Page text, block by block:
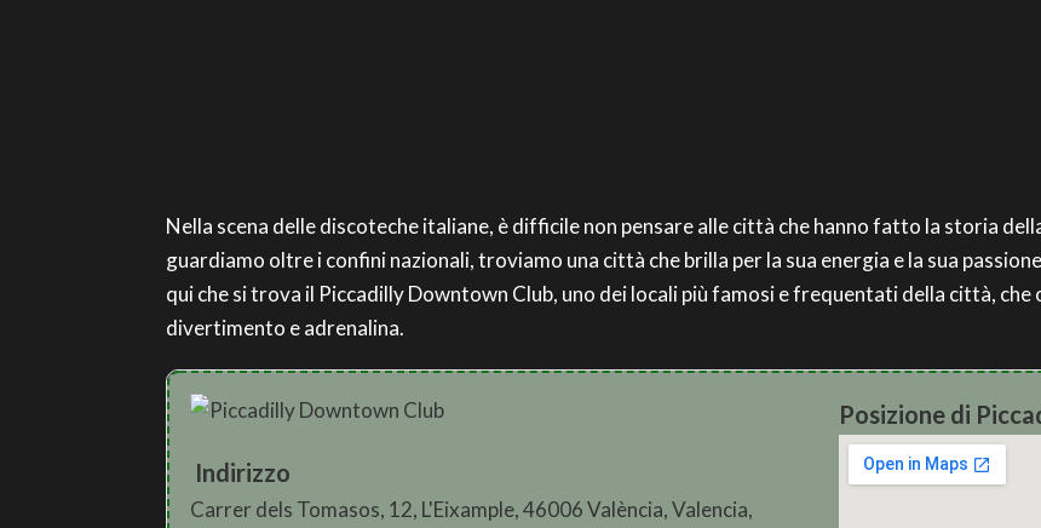
Nella scena delle discoteche italiane, è difficile non pensare alle città che hanno fatto la storia
guardiamo oltre i confini nazionali, troviamo una città che brilla per la sua energia e la sua
qui che si trova il Piccadilly Downtown Club, uno dei locali più famosi e frequentati della città,
divertimento e adrenalina.
Indirizzo
Carrer dels Tomasos, 12, L'Eixample, 46006 València, Valencia,
Posizione di